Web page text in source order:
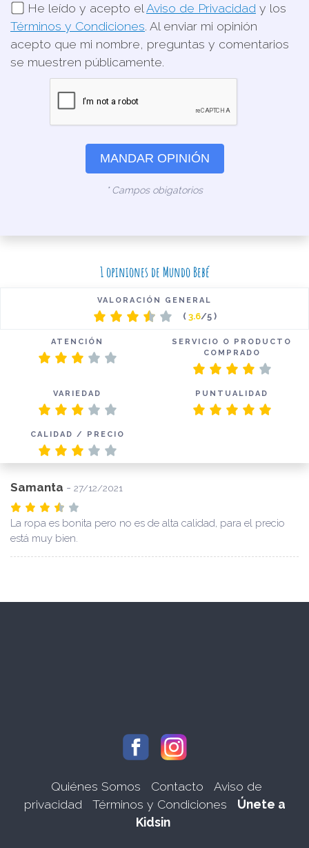
He leído y acepto el Aviso de Privacidad y los
Términos y Condiciones. Al enviar mi opinión
acepto que mi nombre, preguntas y comentarios
se muestren públicamente.
MANDAR OPINIÓN
* Campos obigatorios
1 opiniones de Mundo Bebé
VALORACIÓN GENERAL
( 3.6/5 )
ATENCIÓN
SERVICIO O PRODUCTO
COMPRADO
VARIEDAD PUNTUALIDAD
CALIDAD / PRECIO
Samanta - 27/12/2021
La ropa es bonita pero no es de alta calidad, para el precio
está muy bien.
Quiénes Somos Contacto
Aviso de
privacidad
Términos y Condiciones
Únete a
Kidsin